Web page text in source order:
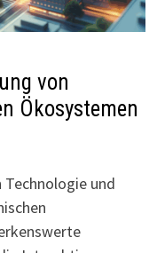
von
Ökosystemen
und